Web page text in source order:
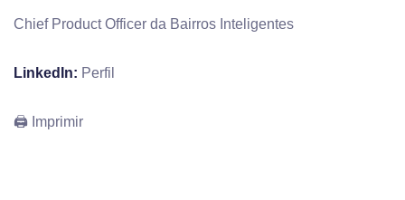
Chief Product Officer da Bairros Inteligentes
LinkedIn: Perfil
🖨 Imprimir